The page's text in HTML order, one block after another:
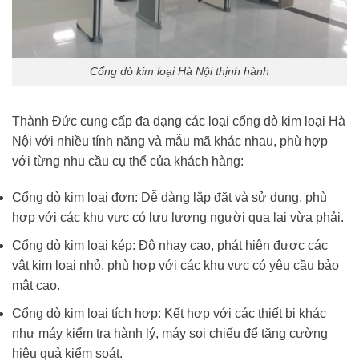
Cổng dò kim loại Hà Nội thịnh hành
Thành Đức cung cấp đa dạng các loại cổng dò kim loại Hà
Nội với nhiều tính năng và mẫu mã khác nhau, phù hợp
với từng nhu cầu cụ thể của khách hàng:
Cổng dò kim loại đơn: Dễ dàng lắp đặt và sử dụng, phù
hợp với các khu vực có lưu lượng người qua lại vừa phải.
Cổng dò kim loại kép: Độ nhạy cao, phát hiện được các
vật kim loại nhỏ, phù hợp với các khu vực có yêu cầu bảo
mật cao.
Cổng dò kim loại tích hợp: Kết hợp với các thiết bị khác
như máy kiểm tra hành lý, máy soi chiếu để tăng cường
hiệu quả kiểm soát.